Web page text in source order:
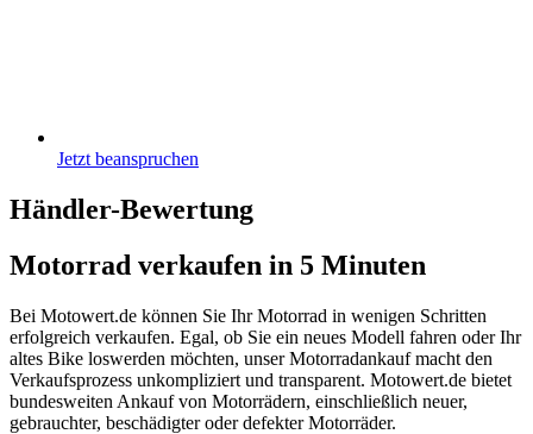
Jetzt beanspruchen
Händler-Bewertung
Motorrad verkaufen in 5 Minuten
Bei Motowert.de können Sie Ihr Motorrad in wenigen Schritten
erfolgreich verkaufen. Egal, ob Sie ein neues Modell fahren oder Ihr
altes Bike loswerden möchten, unser Motorradankauf macht den
Verkaufsprozess unkompliziert und transparent. Motowert.de bietet
bundesweiten Ankauf von Motorrädern, einschließlich neuer,
gebrauchter, beschädigter oder defekter Motorräder.